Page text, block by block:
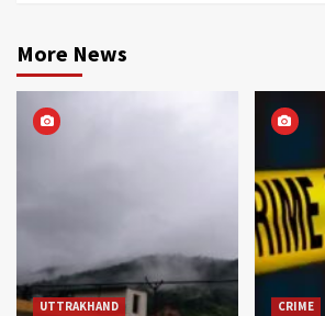
More News
UTTRAKHAND CRIME